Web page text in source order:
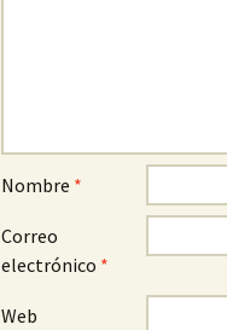
Nombre *
Correo
electrónico *
Web